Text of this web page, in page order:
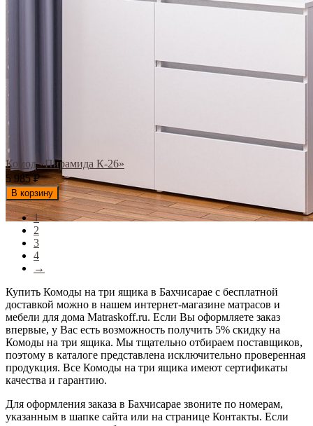
Комод «Пирамида К-26»
5 985₽
В корзину
1
2
3
4
→
Купить Комоды на три ящика в Бахчисарае с бесплатной
доставкой можно в нашем интернет-магазине матрасов и
мебели для дома Matraskoff.ru. Если Вы оформляете заказ
впервые, у Вас есть возможность получить 5% скидку на
Комоды на три ящика. Мы тщательно отбираем поставщиков,
поэтому в каталоге представлена исключительно проверенная
продукция. Все Комоды на три ящика имеют сертификаты
качества и гарантию.
Для оформления заказа в Бахчисарае звоните по номерам,
указанным в шапке сайта или на странице Контакты. Если